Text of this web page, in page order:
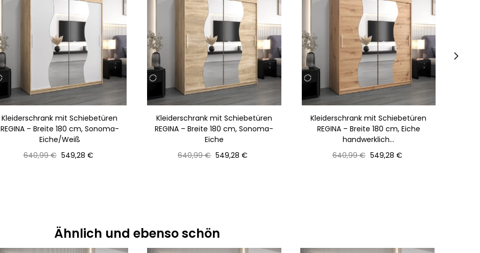
Kleiderschrank mit Schiebetüren
REGINA – Breite 180 cm, Sonoma-
Eiche/Weiß
Normaler
640,99 € Preis
549,28 €
Kleiderschrank mit Schiebetüren
REGINA – Breite 180 cm, Sonoma-
Eiche
Normaler
640,99 € Preis
549,28 €
Kleiderschrank mit Schiebetüren
REGINA – Breite 180 cm, Eiche
handwerklich...
Normaler
640,99 € Preis
549,28 €
Ähnlich und ebenso schön